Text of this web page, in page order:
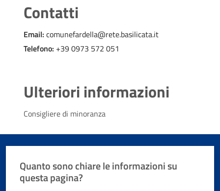
Contatti
Email: comunefardella@rete.basilicata.it
Telefono: +39 0973 572 051
Ulteriori informazioni
Consigliere di minoranza
Quanto sono chiare le informazioni su
questa pagina?